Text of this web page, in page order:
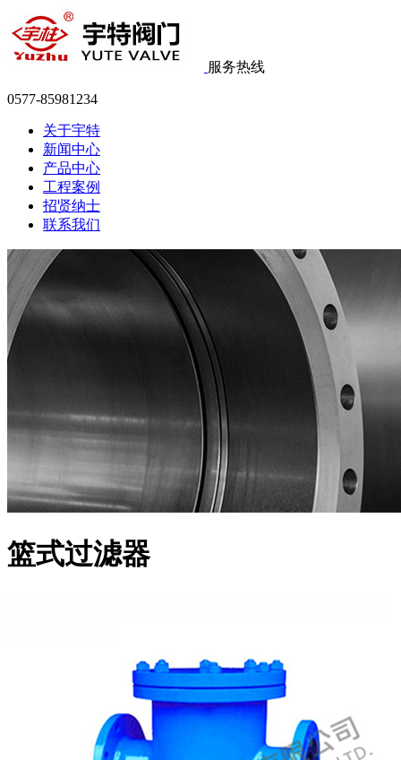
服务热线
0577-85981234
关于宇特
新闻中心
产品中心
工程案例
招贤纳士
联系我们
篮式过滤器